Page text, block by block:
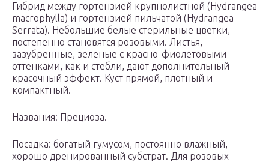
Гибрид между гортензией крупнолистной (Hydrangea
macrophylla) и гортензией пильчатой (Hydrangea
Serrata). Небольшие белые стерильные цветки,
постепенно становятся розовыми. Листья,
зазубренные, зеленые с красно-фиолетовыми
оттенками, как и стебли, дают дополнительный
красочный эффект. Куст прямой, плотный и
компактный.
Названия: Прециоза.
Посадка: богатый гумусом, постоянно влажный,
хорошо дренированный субстрат. Для розовых